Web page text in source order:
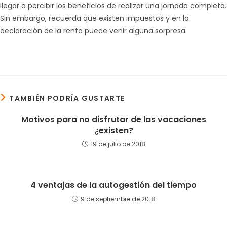
llegar a percibir los beneficios de realizar una jornada completa.
Sin embargo, recuerda que existen impuestos y en la
declaración de la renta puede venir alguna sorpresa.
TAMBIÉN PODRÍA GUSTARTE
Motivos para no disfrutar de las vacaciones
¿existen?
19 de julio de 2018
4 ventajas de la autogestión del tiempo
9 de septiembre de 2018